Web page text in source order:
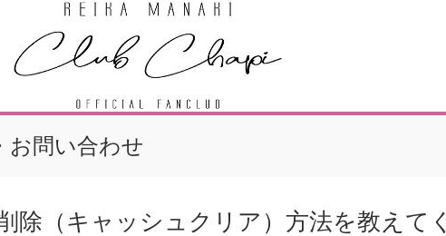
お問い合わせ
除（キャッシュクリア）方法を教えてく